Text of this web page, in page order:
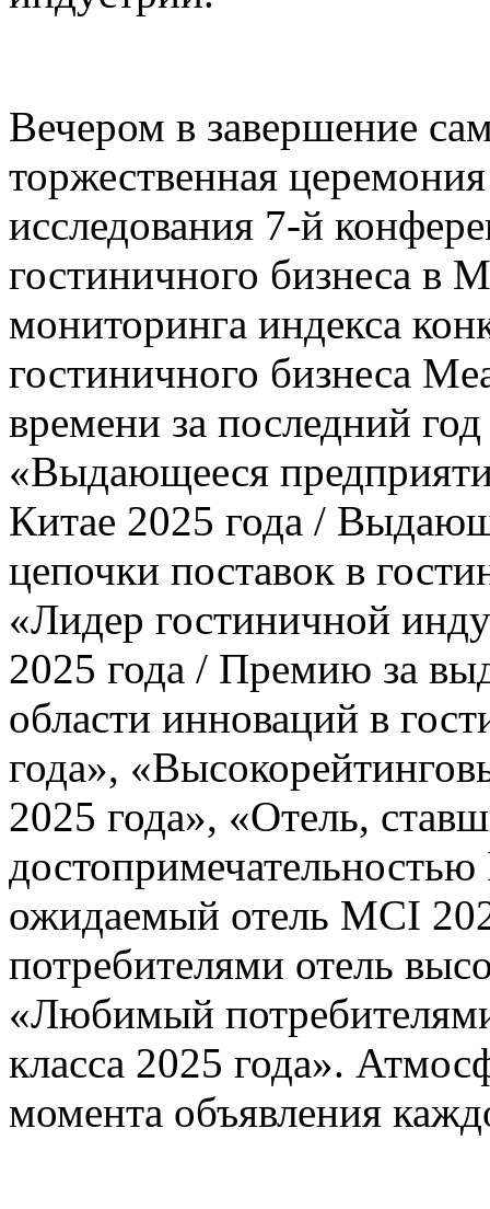
Вечером в завершение
торжественная
исследования 7-й
гостиничного бизнеса в
мониторинга индекса
гостиничного бизнеса
времени за последний
«Выдающееся
Китае 2025 года /
цепочки поставок в
«Лидер гостиничной
2025 года / Премию за
области инноваций в
года»,
2025 года», «Отель,
ожидаемый отель MCI
потребителями отель
«Любимый
класса 2025 года».
момента объявления